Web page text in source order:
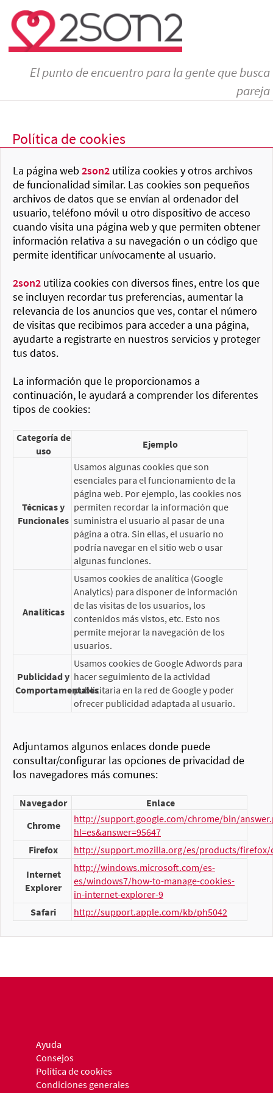
El punto de encuentro para la gente que busca
pareja
Política de cookies
La página web2son2 utiliza cookies y otros archivos
de funcionalidad similar. Las cookies son pequeños
archivos de datos que se envían al ordenador del
usuario, teléfono móvil u otro dispositivo de acceso
cuando visita una página web y que permiten obtener
información relativa a su navegación o un código que
permite identificar unívocamente al usuario.
2son2 utiliza cookies con diversos fines, entre los que
se incluyen recordar tus preferencias, aumentar la
relevancia de los anuncios que ves, contar el número
de visitas que recibimos para acceder a una página,
ayudarte a registrarte en nuestros servicios y proteger
tus datos.
La información que le proporcionamos a
continuación, le ayudará a comprender los diferentes
tipos de cookies:
Categoría de
uso
Ejemplo
Técnicas y
Funcionales
Usamos algunas cookies que son
esenciales para el funcionamiento de la
página web. Por ejemplo, las cookies nos
permiten recordar la información que
suministra el usuario al pasar de una
página a otra. Sin ellas, el usuario no
podría navegar en el sitio web o usar
algunas funciones.
Analíticas
Usamos cookies de analítica (Google
Analytics) para disponer de información
de las visitas de los usuarios, los
contenidos más vistos, etc. Esto nos
permite mejorar la navegación de los
usuarios.
Publicidad y
Comportamentales
Usamos cookies de Google Adwords para
hacer seguimiento de la actividad
publicitaria en la red de Google y poder
ofrecer publicidad adaptada al usuario.
Adjuntamos algunos enlaces donde puede
consultar/configurar las opciones de privacidad de
los navegadores más comunes:
Navegador
Enlace
Chrome
http://support.google.com/chrome/bin/
hl=es&answer=95647
Firefox
http://support.mozilla.org/es/products/firefox/
Internet
Explorer
http://windows.microsoft.com/es-
es/windows7/how-to-manage-cookies-
in-internet-explorer-9
Safari
http://support.apple.com/kb/ph5042
Ayuda
Consejos
Política de cookies
Condiciones generales